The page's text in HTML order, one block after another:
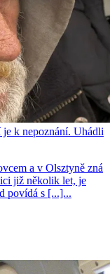
k nepoznání. Uhádli
a v Olsztyně zná
již několik let, je
povídá s [...]...